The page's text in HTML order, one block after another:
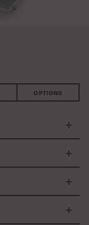
OPTIONS